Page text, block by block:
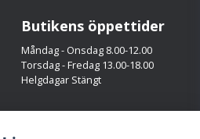
Butikens öppettider
Måndag - Onsdag 8.00-12.00
Torsdag - Fredag 13.00-18.00
Helgdagar Stängt